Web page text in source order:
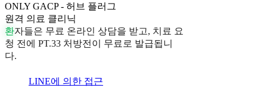
ONLY GACP - 허브 플러그
원격 의료 클리닉
환자들은 무 료 온라인 상담을 받고, 치 료 요
청 전 에 PT.33 처 방전 이 무 료 로 발급됩니
다.
LINE에 의한 접근